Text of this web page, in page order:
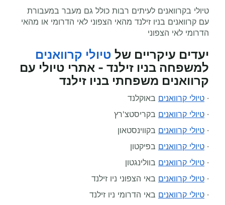
טיולי בקרוואנים לעיתים רבות כולל גם מעבר במעבורת
עם קרוואנים בניו זילנד מהאי הצפוני לאי הדרומי או מהאי
הדרומי לאי הצפוני
יעדים עיקריים של טיולי קרוואנים
למשפחה בניו זילנד - אתרי טיולי עם
קרוואנים משפחתי בניו זילנד
· טיולי קרוואנים באוקלנד
· טיולי קרוואנים בקריסטצ'רץ
· טיולי קרוואנים בקווינסטאון
· טיולי קרוואנים בפיקטון
· טיולי קרוואנים בוולינגטון
· טיולי קרוואנים באי הצפוני ניו זילנד
· טיולי קרוואנים באי הדרומי ניו זילנד